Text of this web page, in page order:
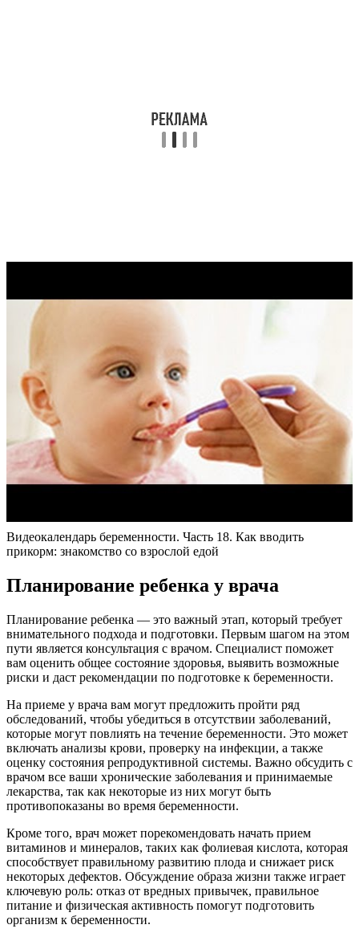
Видеокалендарь беременности. Часть 18. Как вводить
прикорм: знакомство со взрослой едой
Планирование ребенка у врача
Планирование ребенка — это важный этап, который требует
внимательного подхода и подготовки. Первым шагом на этом
пути является консультация с врачом. Специалист поможет
вам оценить общее состояние здоровья, выявить возможные
риски и даст рекомендации по подготовке к беременности.
На приеме у врача вам могут предложить пройти ряд
обследований, чтобы убедиться в отсутствии заболеваний,
которые могут повлиять на течение беременности. Это может
включать анализы крови, проверку на инфекции, а также
оценку состояния репродуктивной системы. Важно обсудить с
врачом все ваши хронические заболевания и принимаемые
лекарства, так как некоторые из них могут быть
противопоказаны во время беременности.
Кроме того, врач может порекомендовать начать прием
витаминов и минералов, таких как фолиевая кислота, которая
способствует правильному развитию плода и снижает риск
некоторых дефектов. Обсуждение образа жизни также играет
ключевую роль: отказ от вредных привычек, правильное
питание и физическая активность помогут подготовить
организм к беременности.